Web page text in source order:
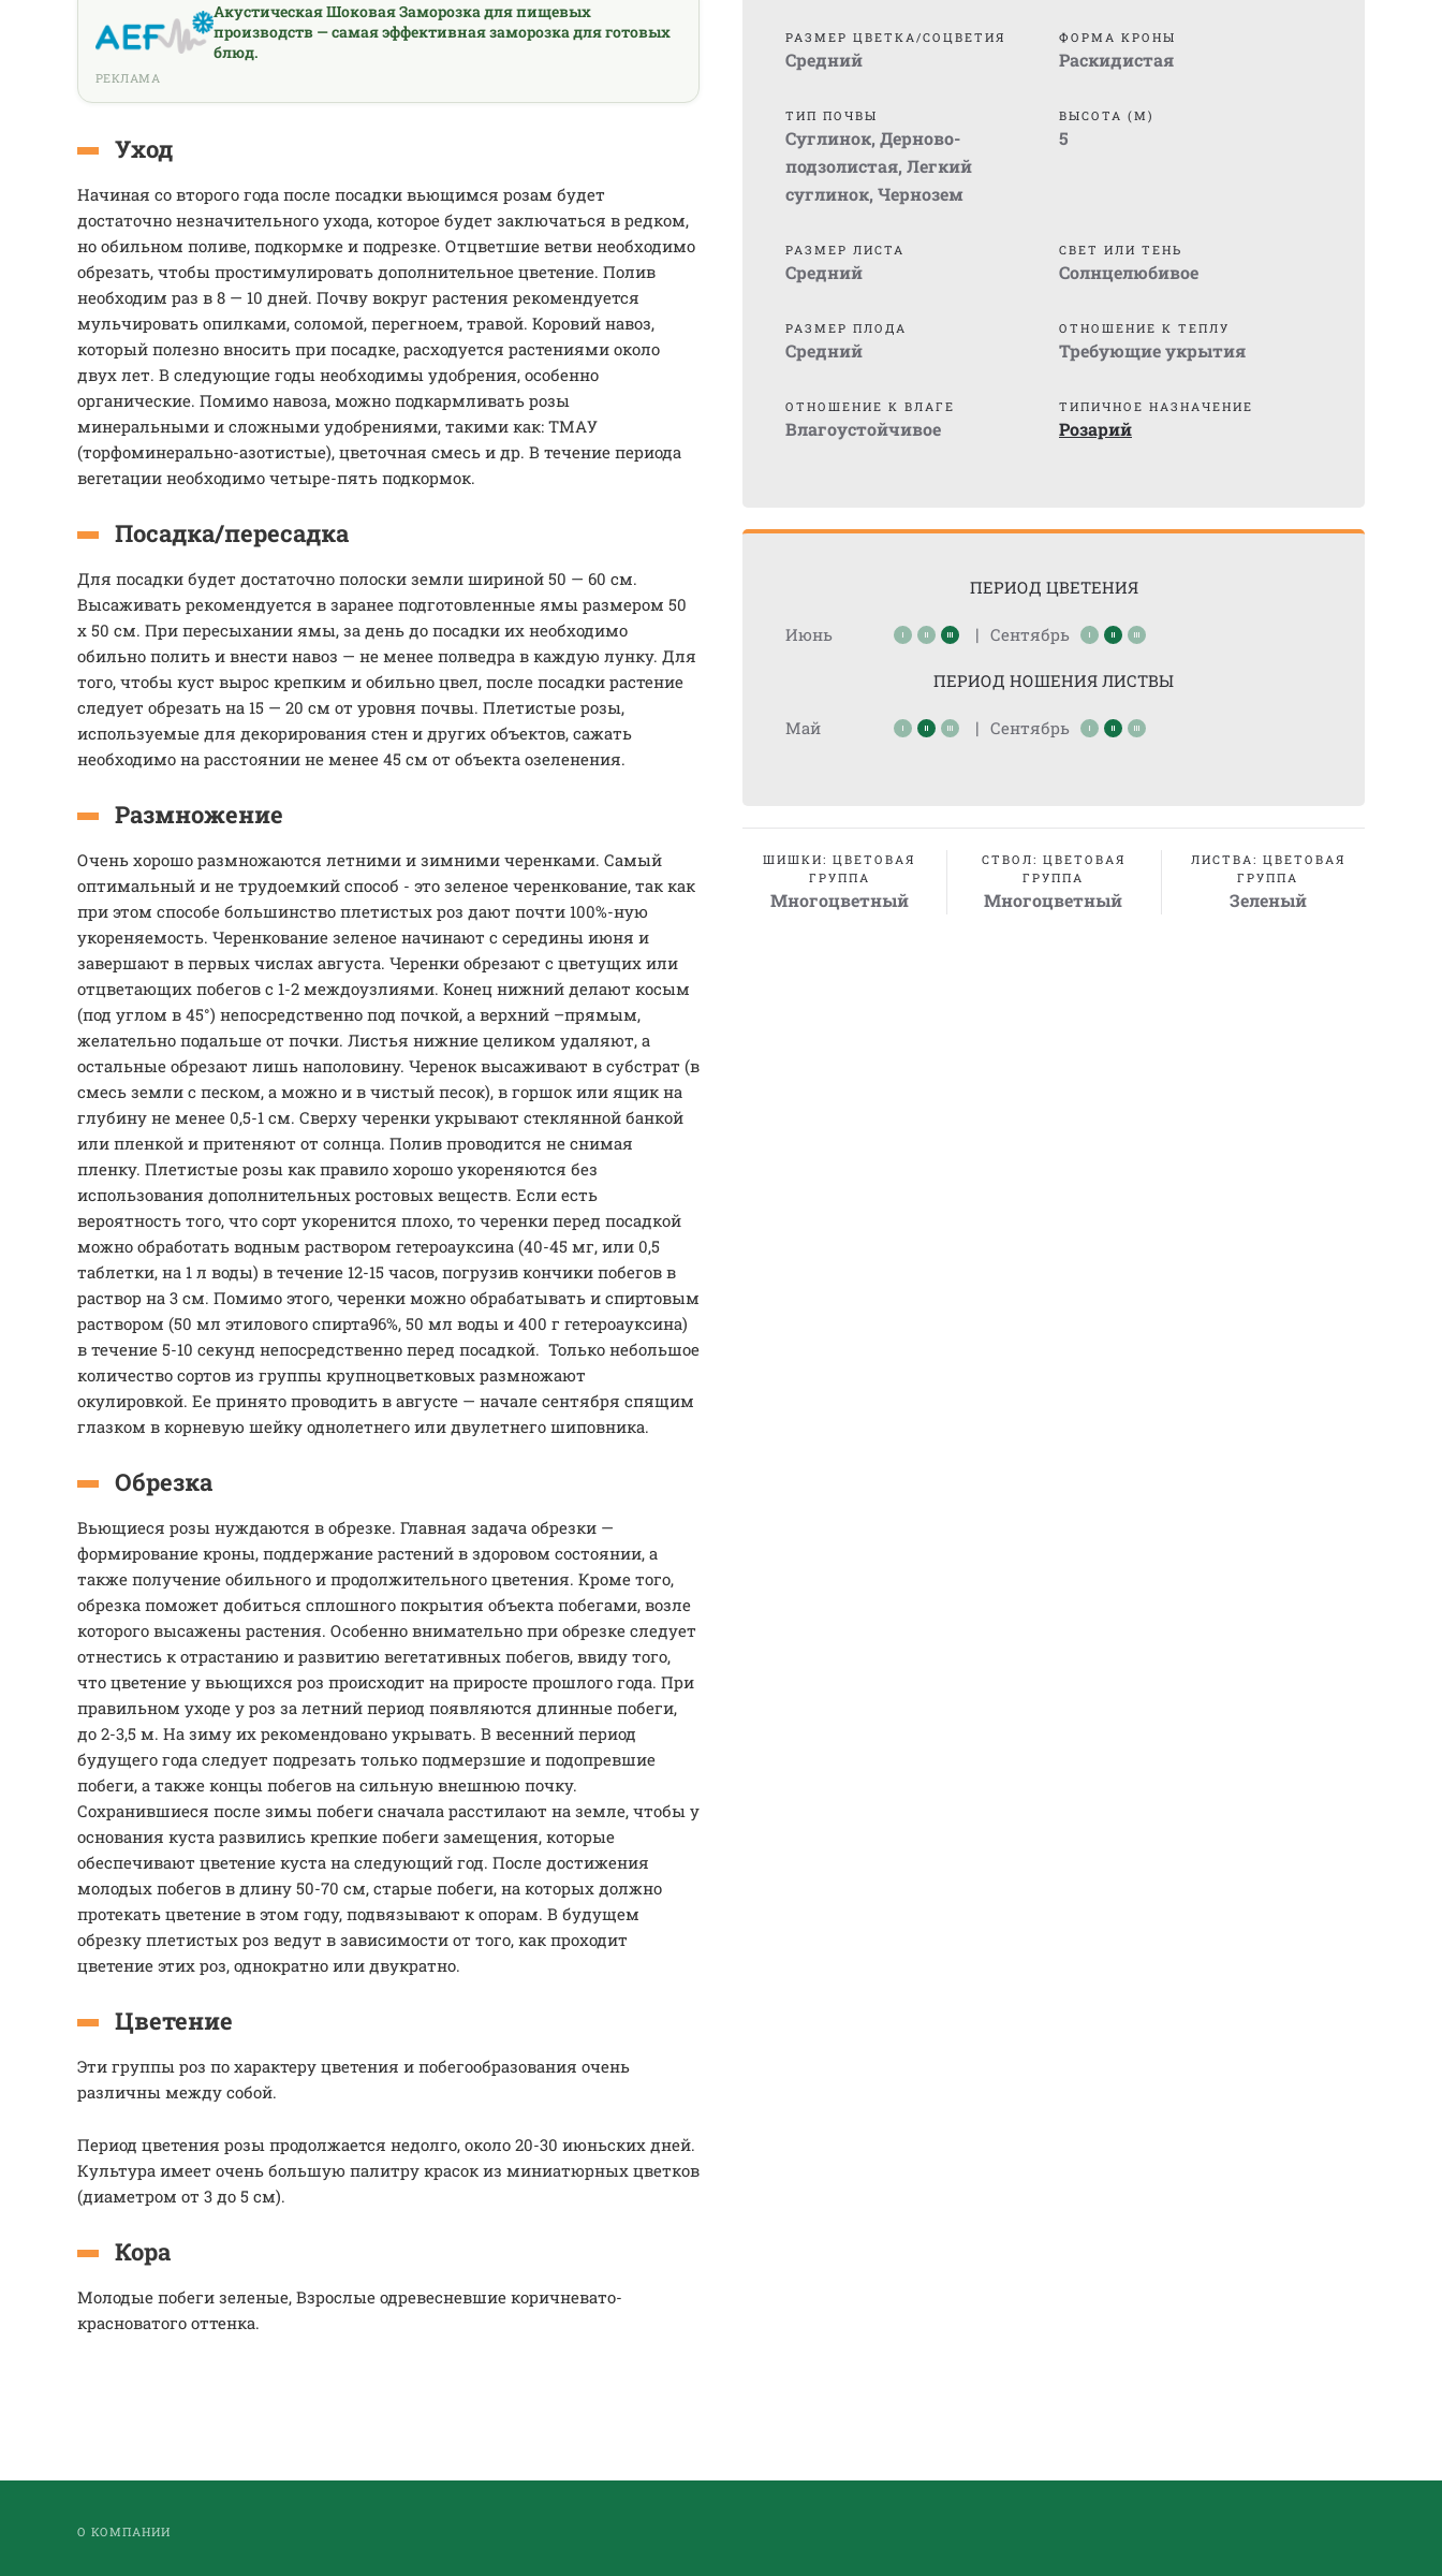
Акустическая Шоковая Заморозка для пищевых
производств — самая эффективная заморозка для готовых
блюд.
РЕКЛАМА
Уход
Начиная со второго года после посадки вьющимся розам будет
достаточно незначительного ухода, которое будет заключаться в редком,
но обильном поливе, подкормке и подрезке. Отцветшие ветви необходимо
обрезать, чтобы простимулировать дополнительное цветение. Полив
необходим раз в 8 — 10 дней. Почву вокруг растения рекомендуется
мульчировать опилками, соломой, перегноем, травой. Коровий навоз,
который полезно вносить при посадке, расходуется растениями около
двух лет. В следующие годы необходимы удобрения, особенно
органические. Помимо навоза, можно подкармливать розы
минеральными и сложными удобрениями, такими как: ТМАУ
(торфоминерально-азотистые), цветочная смесь и др. В течение периода
вегетации необходимо четыре-пять подкормок.
Посадка/пересадка
Для посадки будет достаточно полоски земли шириной 50 — 60 см.
Высаживать рекомендуется в заранее подготовленные ямы размером 50
х 50 см. При пересыхании ямы, за день до посадки их необходимо
обильно полить и внести навоз — не менее полведра в каждую лунку. Для
того, чтобы куст вырос крепким и обильно цвел, после посадки растение
следует обрезать на 15 — 20 см от уровня почвы. Плетистые розы,
используемые для декорирования стен и других объектов, сажать
необходимо на расстоянии не менее 45 см от объекта озеленения.
Размножение
Очень хорошо размножаются летними и зимними черенками. Самый
оптимальный и не трудоемкий способ - это зеленое черенкование, так как
при этом способе большинство плетистых роз дают почти 100%-ную
укореняемость. Черенкование зеленое начинают с середины июня и
завершают в первых числах августа. Черенки обрезают с цветущих или
отцветающих побегов с 1-2 междоузлиями. Конец нижний делают косым
(под углом в 45°) непосредственно под почкой, а верхний –прямым,
желательно подальше от почки. Листья нижние целиком удаляют, а
остальные обрезают лишь наполовину. Черенок высаживают в субстрат (в
смесь земли с песком, а можно и в чистый песок), в горшок или ящик на
глубину не менее 0,5-1 см. Сверху черенки укрывают стеклянной банкой
или пленкой и притеняют от солнца. Полив проводится не снимая
пленку. Плетистые розы как правило хорошо укореняются без
использования дополнительных ростовых веществ. Если есть
вероятность того, что сорт укоренится плохо, то черенки перед посадкой
можно обработать водным раствором гетероауксина (40-45 мг, или 0,5
таблетки, на 1 л воды) в течение 12-15 часов, погрузив кончики побегов в
раствор на 3 см. Помимо этого, черенки можно обрабатывать и спиртовым
раствором (50 мл этилового спирта96%, 50 мл воды и 400 г гетероауксина)
в течение 5-10 секунд непосредственно перед посадкой. Только небольшое
количество сортов из группы крупноцветковых размножают
окулировкой. Ее принято проводить в августе — начале сентября спящим
глазком в корневую шейку однолетнего или двулетнего шиповника.
Обрезка
Вьющиеся розы нуждаются в обрезке. Главная задача обрезки —
формирование кроны, поддержание растений в здоровом состоянии, а
также получение обильного и продолжительного цветения. Кроме того,
обрезка поможет добиться сплошного покрытия объекта побегами, возле
которого высажены растения. Особенно внимательно при обрезке следует
отнестись к отрастанию и развитию вегетативных побегов, ввиду того,
что цветение у вьющихся роз происходит на приросте прошлого года. При
правильном уходе у роз за летний период появляются длинные побеги,
до 2-3,5 м. На зиму их рекомендовано укрывать. В весенний период
будущего года следует подрезать только подмерзшие и подопревшие
побеги, а также концы побегов на сильную внешнюю почку.
Сохранившиеся после зимы побеги сначала расстилают на земле, чтобы у
основания куста развились крепкие побеги замещения, которые
обеспечивают цветение куста на следующий год. После достижения
молодых побегов в длину 50-70 см, старые побеги, на которых должно
протекать цветение в этом году, подвязывают к опорам. В будущем
обрезку плетистых роз ведут в зависимости от того, как проходит
цветение этих роз, однократно или двукратно.
Цветение
Эти группы роз по характеру цветения и побегообразования очень
различны между собой.
Период цветения розы продолжается недолго, около 20-30 июньских дней.
Культура имеет очень большую палитру красок из миниатюрных цветков
(диаметром от 3 до 5 см).
Кора
Молодые побеги зеленые, Взрослые одревесневшие коричневато-
красноватого оттенка.
РАЗМЕР ЦВЕТКА/СОЦВЕТИЯ
Средний
ФОРМА КРОНЫ
Раскидистая
ТИП ПОЧВЫ
Суглинок, Дерново-
подзолистая, Легкий
суглинок, Чернозем
ВЫСОТА (М)
5
РАЗМЕР ЛИСТА
Средний
СВЕТ ИЛИ ТЕНЬ
Солнцелюбивое
РАЗМЕР ПЛОДА
Средний
ОТНОШЕНИЕ К ТЕПЛУ
Требующие укрытия
ОТНОШЕНИЕ К ВЛАГЕ
Влагоустойчивое
ТИПИЧНОЕ НАЗНАЧЕНИЕ
Розарий
ПЕРИОД ЦВЕТЕНИЯ
Июнь | Сентябрь
ПЕРИОД НОШЕНИЯ ЛИСТВЫ
Май | Сентябрь
ШИШКИ: ЦВЕТОВАЯ
ГРУППА
Многоцветный
СТВОЛ: ЦВЕТОВАЯ
ГРУППА
Многоцветный
ЛИСТВА: ЦВЕТОВАЯ
ГРУППА
Зеленый
О КОМПАНИИ